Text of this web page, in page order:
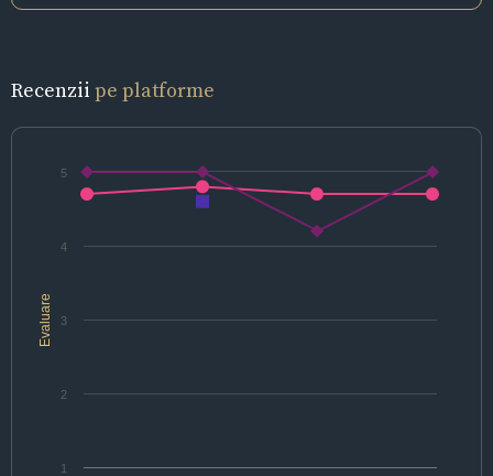
Recenzii pe platforme
Evaluare
1
2
3
4
5